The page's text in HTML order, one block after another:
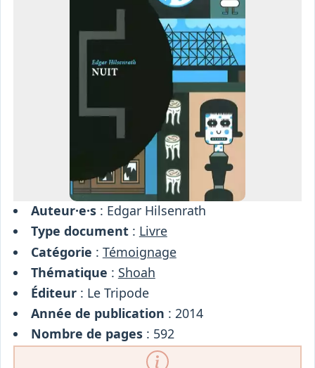
Ressources
Auteur·e·s: Edgar Hilsenrath
Type document: Livre
Catégorie : Témoignage
Thématique : Shoah
Éditeur: Le Tripode
Année de publication : 2014
Nombre de pages: 592